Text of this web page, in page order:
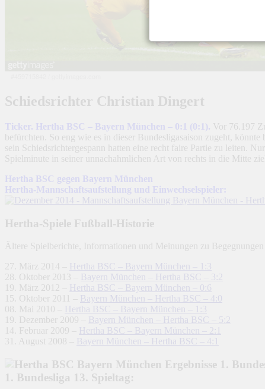
Schiedsrichter Christian Dingert
Ticker. Hertha BSC – Bayern München – 0:1 (0:1). Vor 76.197
befürchten. So eng wie es in dieser Bundesligasaison zugeht,
sein Schiedsrichtergespann hatten eine recht faire Partie zu leiten.
Spielminute in seiner unnachahmlichen Art von rechts in die Mitte
Hertha BSC gegen Bayern München
Hertha-Mannschaftsaufstellung und Einwechselspieler:
Hertha-Spiele Fußball-Historie
Ältere Spielberichte, Informationen und Meinungen zu
27. März 2014 –
Hertha BSC – Bayern München – 1:3
28. Oktober 2013 –
Bayern München – Hertha BSC – 3:2
19. März 2012 –
Hertha BSC – Bayern München – 0:6
15. Oktober 2011 –
Bayern München – Hertha BSC – 4:0
08. Mai 2010 –
Hertha BSC – Bayern München – 1:3
19. Dezember 2009 –
Bayern München – Hertha BSC – 5:2
14. Februar 2009 –
Hertha BSC – Bayern München – 2:1
31. August 2008 –
Bayern München – Hertha BSC – 4:1
1. Bundesliga 13. Spieltag: